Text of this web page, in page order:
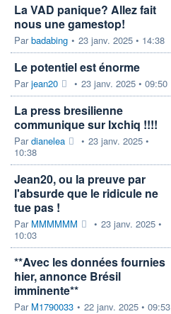
La VAD panique? Allez fait
nous une gamestop!
Parbadabing • 23 janv. 2025 • 14:38
Le potentiel est énorme
Parjean20 • 23 janv. 2025 • 09:50
La press bresilienne
communique sur Ixchiq !!!!
Pardianelea • 23 janv. 2025 •
10:38
Jean20, ou la preuve par
l'absurde que le ridicule ne
tue pas !
Par MMMMMM • 23 janv. 2025 •
10:03
**Avec les données fournies
hier, annonce Brésil
imminente**
Par M1790033 • 22 janv. 2025 • 09:53